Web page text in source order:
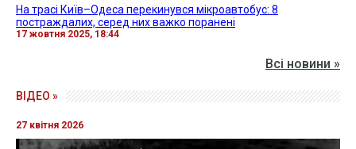
На трасі Київ–Одеса перекинувся мікроавтобус: 8
постраждалих, серед них важко поранені
17 жовтня 2025, 18:44
Всі новини »
ВІДЕО »
27 квітня 2026